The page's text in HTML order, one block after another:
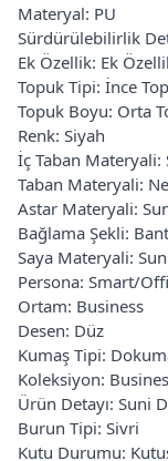
Materyal: PU
Sürdürülebilirlik
Ek Özellik: Ek
Topuk Tipi: İnce
Topuk Boyu: Orta
Renk: Siyah
İç Taban Materyali:
Taban Materyali:
Astar Materyali:
Bağlama Şekli:
Saya Materyali:
Persona: Smart/
Ortam: Business
Desen: Düz
Kumaş Tipi:
Koleksiyon:
Ürün Detayı: Suni
Burun Tipi: Sivri
Kutu Durumu: